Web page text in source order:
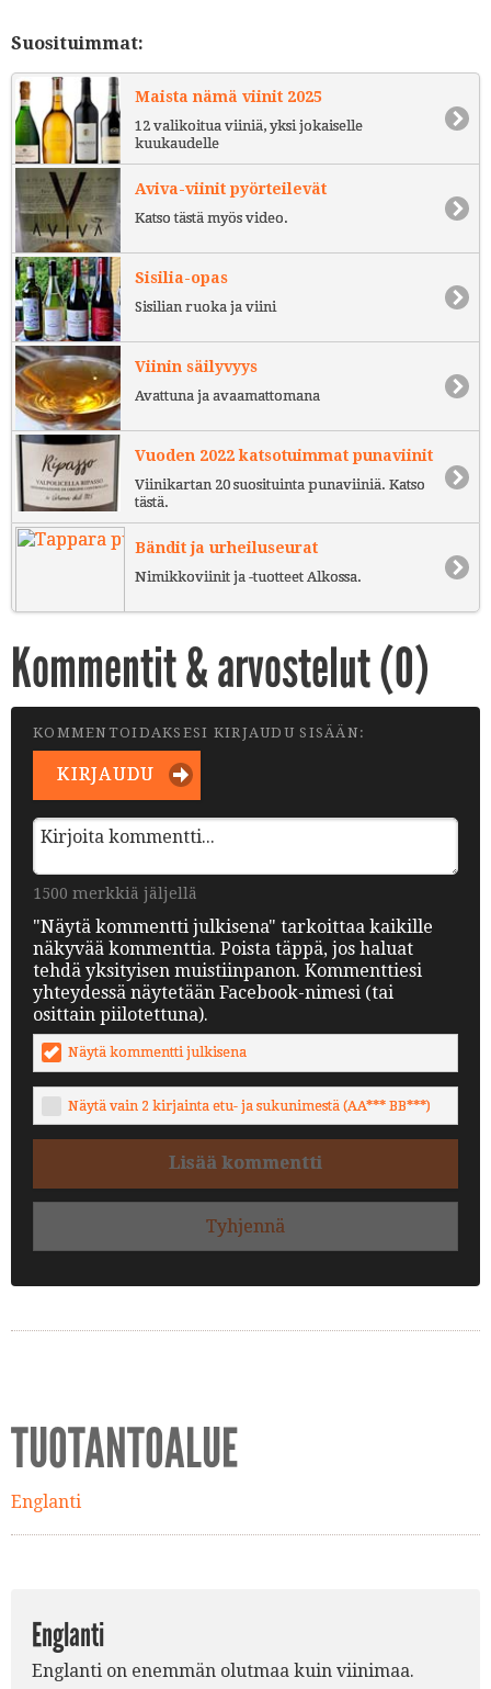
Suosituimmat:
Maista nämä viinit 2025
12 valikoitua viiniä, yksi jokaiselle
kuukaudelle
Aviva-viinit pyörteilevät
Katso tästä myös video.
Sisilia-opas
Sisilian ruoka ja viini
Viinin säilyvyys
Avattuna ja avaamattomana
Vuoden 2022 katsotuimmat punaviinit
Viinikartan 20 suosituinta punaviiniä. Katso
tästä.
Bändit ja urheiluseurat
Nimikkoviinit ja -tuotteet Alkossa.
Kommentit & arvostelut (0)
KOMMENTOIDAKSESI KIRJAUDU SISÄÄN:
KIRJAUDU
1500 merkkiä jäljellä
"Näytä kommentti julkisena" tarkoittaa kaikille
näkyvää kommenttia. Poista täppä, jos haluat
tehdä yksityisen muistiinpanon. Kommenttiesi
yhteydessä näytetään Facebook-nimesi (tai
osittain piilotettuna).
Näytä kommentti julkisena
Näytä vain 2 kirjainta etu- ja sukunimestä (AA*** BB***)
Lisää kommentti
Tyhjennä
TUOTANTOALUE
Englanti
Englanti
Englanti on enemmän olutmaa kuin viinimaa.